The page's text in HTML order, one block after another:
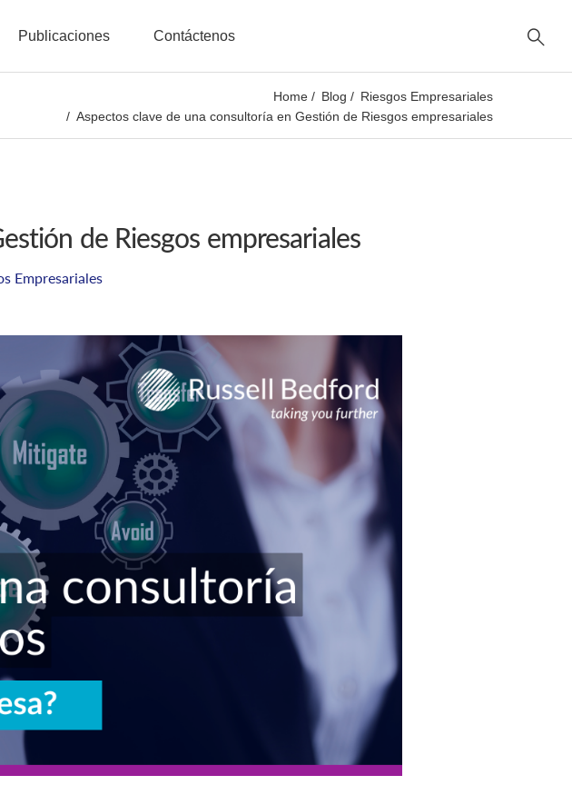
Publicaciones Contáctenos
Home Blog
Riesgos Empresariales
Aspectos clave de una consultoría en Gestión de Riesgos empresariales
de Riesgos empresariales
Empresariales